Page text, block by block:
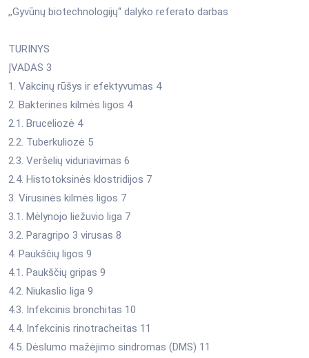
,,Gyvūnų biotechnologijų‘‘ dalyko referato darbas
TURINYS
ĮVADAS 3
1. Vakcinų rūšys ir efektyvumas 4
2. Bakterinės kilmės ligos 4
2.1. Bruceliozė 4
2.2. Tuberkuliozė 5
2.3. Veršelių viduriavimas 6
2.4. Histotoksinės klostridijos 7
3. Virusinės kilmės ligos 7
3.1. Mėlynojo liežuvio liga 7
3.2. Paragripo 3 virusas 8
4. Paukščių ligos 9
4.1. Paukščių gripas 9
4.2. Niukaslio liga 9
4.3. Infekcinis bronchitas 10
4.4. Infekcinis rinotracheitas 11
4.5. Dėslumo mažėjimo sindromas (DMS) 11